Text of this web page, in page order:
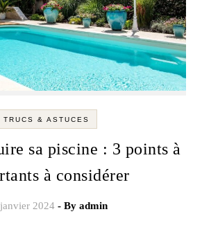
TRUCS & ASTUCES
sa piscine : 3 points à
à considérer
2024 - By admin